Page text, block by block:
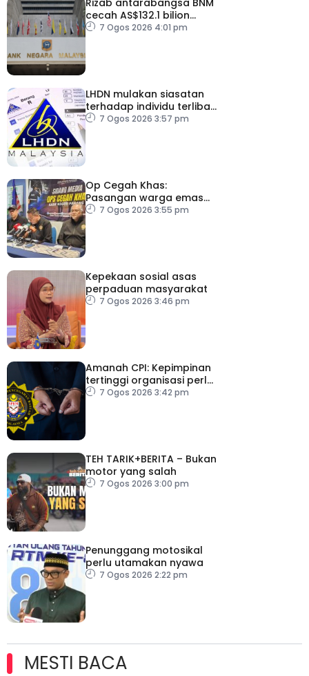
cecah AS$132.1 bilion
setakat Julai
7 Ogos 2026 4:01 pm
LHDN mulakan siasatan
terhadap individu terlibat
dalam Laporan RCI TH
7 Ogos 2026 3:57 pm
Op Cegah Khas:
Pasangan warga emas
antara 1,209 individu
7 Ogos 2026 3:55 pm
Kepekaan sosial asas
perpaduan masyarakat
7 Ogos 2026 3:46 pm
Amanah CPI: Kepimpinan
tertinggi organisasi perlu
pacu reformasi radikal
7 Ogos 2026 3:42 pm
TEH TARIK+BERITA – Bukan
motor yang salah
7 Ogos 2026 3:00 pm
Penunggang motosikal
perlu utamakan nyawa
7 Ogos 2026 2:22 pm
MESTI BACA